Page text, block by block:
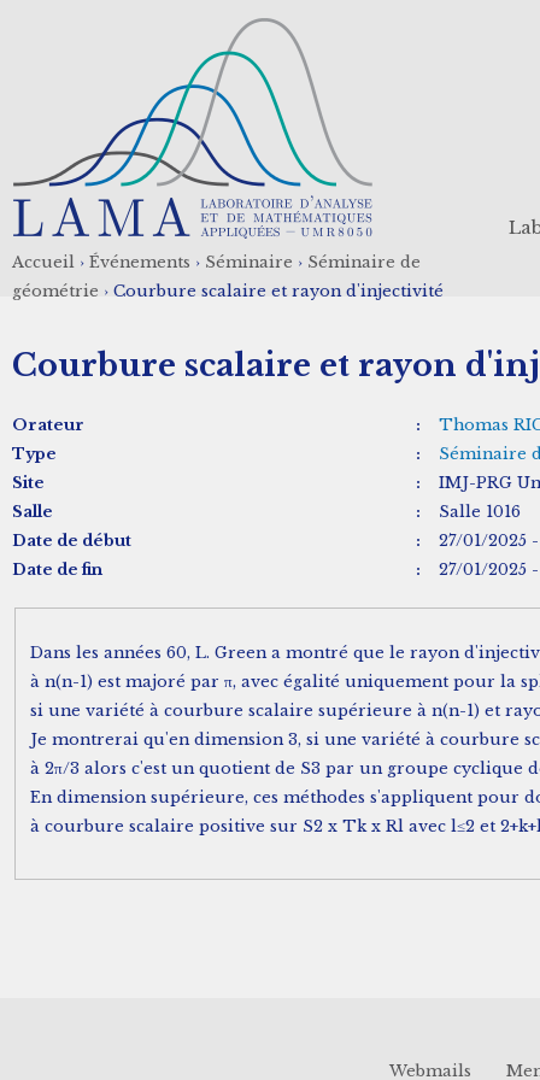
Fil
Accueil › Événements › Séminaire › Séminaire de
géométrie › Courbure scalaire et rayon d'injectivité
Courbure scalaire et rayon
Orateur :
Thomas
Type
:
Séminaire
Site
:
IMJ-PRG
Salle
:
Salle 1016
Date de début
:
27/01/2025
Date de fin
: 27/01/2025 -
Dans les années 60, L. Green a montré que le rayon
à n(n-1) est majoré par π, avec égalité uniquement pour la
si une variété à courbure scalaire supérieure à n(n-1) et
Je montrerai qu'en dimension 3, si une variété à courbure
à 2π/3 alors c'est un quotient de S3 par un groupe
En dimension supérieure, ces méthodes s'appliquent pour
à courbure scalaire positive sur S2 x Tk x Rl avec l≤2 et
Webmails